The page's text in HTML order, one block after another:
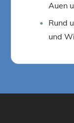
Auen
Rund
und